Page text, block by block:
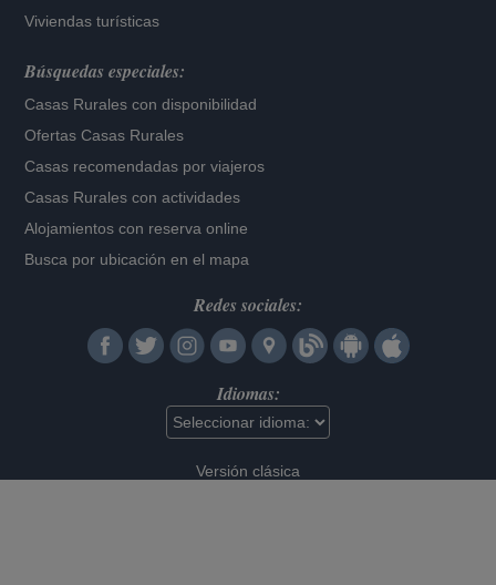
Viviendas turísticas
Búsquedas especiales:
Casas Rurales con disponibilidad
Ofertas Casas Rurales
Casas recomendadas por viajeros
Casas Rurales con actividades
Alojamientos con reserva online
Busca por ubicación en el mapa
Redes sociales:
Idiomas:
Versión clásica